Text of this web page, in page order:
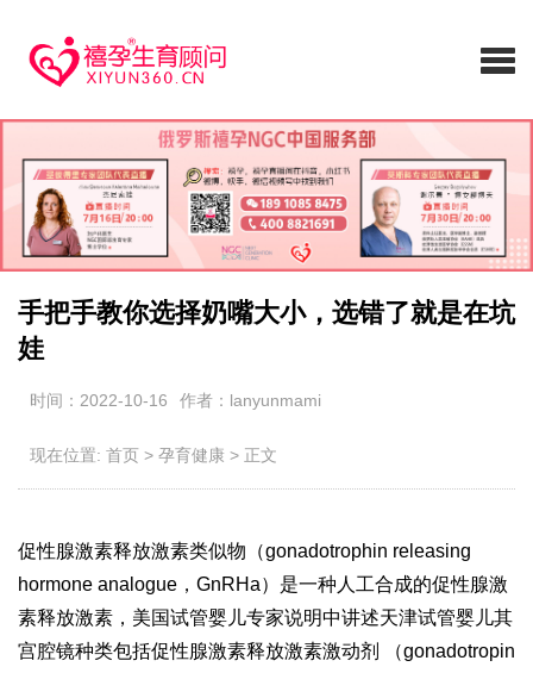
手把手教你选择奶嘴大小，选错了就是在坑
娃
时间：2022-10-16 作者：lanyunmami
现在位置: 首页 > 孕育健康 > 正文
促性腺激素释放激素类似物（gonadotrophin releasing
hormone analogue，GnRHa）是一种人工合成的促性腺激
素释放激素，美国试管婴儿专家说明中讲述天津试管婴儿其
宫腔镜种类包括促性腺激素释放激素激动剂 （gonadotropin